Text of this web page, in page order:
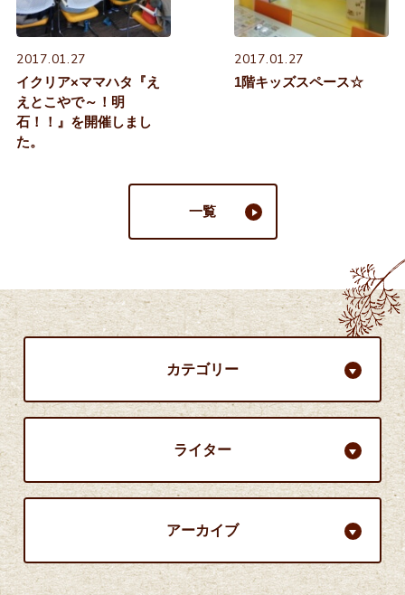
2017.01.27
イクリア×ママハタ『え
えとこやで～！明
石！！』を開催しまし
た。
2017.01.27
1階キッズスペース☆
一覧
カテゴリー
ライター
アーカイブ